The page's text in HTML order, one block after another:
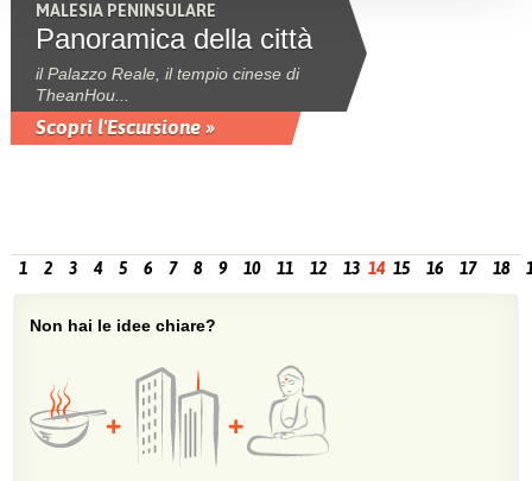
MALESIA PENINSULARE
Panoramica della città
il Palazzo Reale, il tempio cinese di
TheanHou...
Scopri l'Escursione »
1 2 3 4 5 6 7 8 9 10 11 12 13 14 15 16 17 18
Non hai le idee chiare?